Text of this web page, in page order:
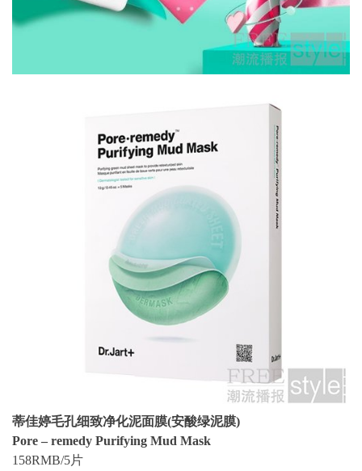
蒂佳婷毛孔细致净化泥面膜(安酸绿泥膜)
Pore – remedy Purifying Mud Mask
158RMB/5片